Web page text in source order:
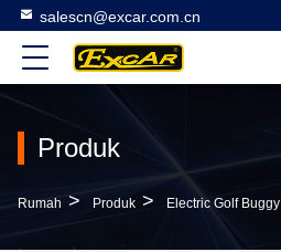
salescn@excar.com.cn
Produk
Rumah > Produk > Electric Golf Buggy